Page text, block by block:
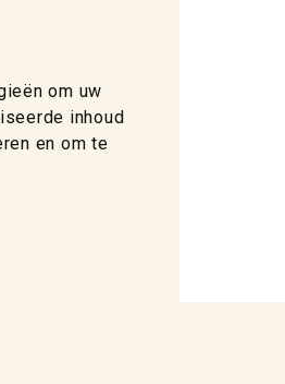
om uw
inhoud
en om te